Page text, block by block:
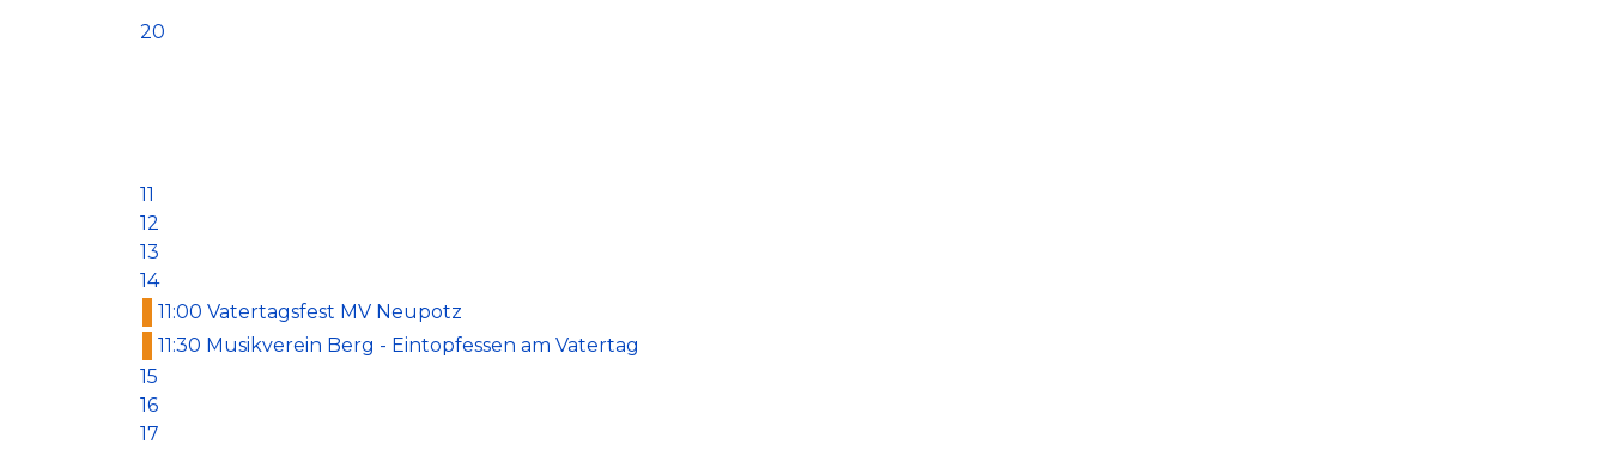
20
11
12
13
14
11:00 Vatertagsfest MV Neupotz
11:30 Musikverein Berg - Eintopfessen am Vatertag
15
16
17